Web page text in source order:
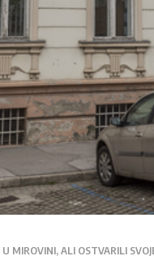
U MIROVINI, ALI OSTVARILI